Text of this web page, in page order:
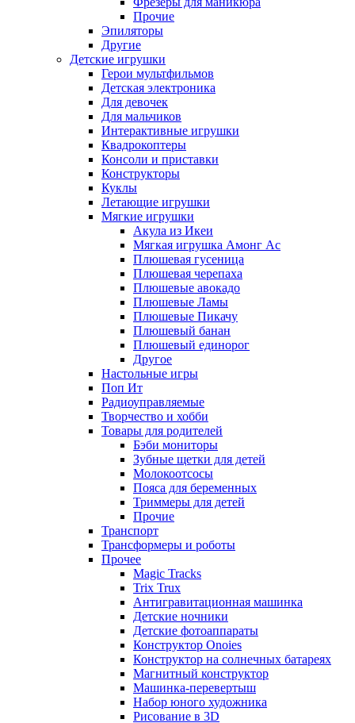
Прочие
Эпиляторы
Другие
Детские игрушки
Герои мультфильмов
Детская электроника
Для девочек
Для мальчиков
Интерактивные игрушки
Квадрокоптеры
Консоли и приставки
Конструкторы
Куклы
Летающие игрушки
Мягкие игрушки
Акула из Икеи
Мягкая игрушка Амонг Ас
Плюшевая гусеница
Плюшевая черепаха
Плюшевые авокадо
Плюшевые Ламы
Плюшевые Пикачу
Плюшевый банан
Плюшевый единорог
Другое
Настольные игры
Поп Ит
Радиоуправляемые
Творчество и хобби
Товары для родителей
Бэби мониторы
Зубные щетки для детей
Молокоотсосы
Пояса для беременных
Триммеры для детей
Прочие
Транспорт
Трансформеры и роботы
Прочее
Magic Tracks
Trix Trux
Антигравитационная машинка
Детские ночники
Детские фотоаппараты
Конструктор Onoies
Конструктор на солнечных батареях
Магнитный конструктор
Машинка-перевертыш
Набор юного художника
Рисование в 3D